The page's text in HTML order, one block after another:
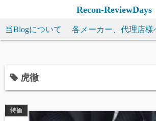
テ
ッ
Recon-ReviewDays
当Blogについて 各メーカー、代理店様
虎徹
特価